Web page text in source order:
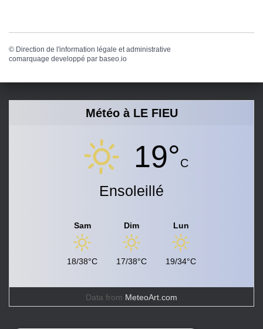
© Direction de l'information légale et administrative
comarquage developpé par baseo.io
Météo à LE FIEU
19°C
Ensoleillé
Sam
18/38°C
Dim
17/38°C
Lun
19/34°C
Data from MeteoArt.com